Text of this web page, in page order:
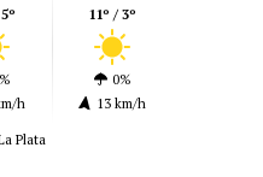
h
11º / 3º
0%
13 km/h
Plata